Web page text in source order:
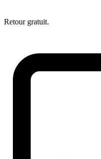
Retour gratuit.